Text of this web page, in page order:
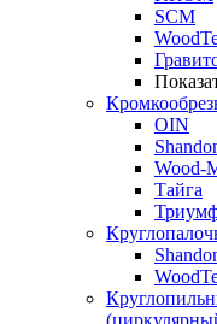
SCM
OIN
Wood-
Тайга